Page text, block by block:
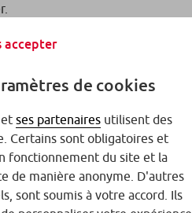
accepter
de cookies
et ses partenaires utilisent des
Certains sont obligatoires et
fonctionnement du site et la
de manière anonyme. D'autres
sont soumis à votre accord. Ils